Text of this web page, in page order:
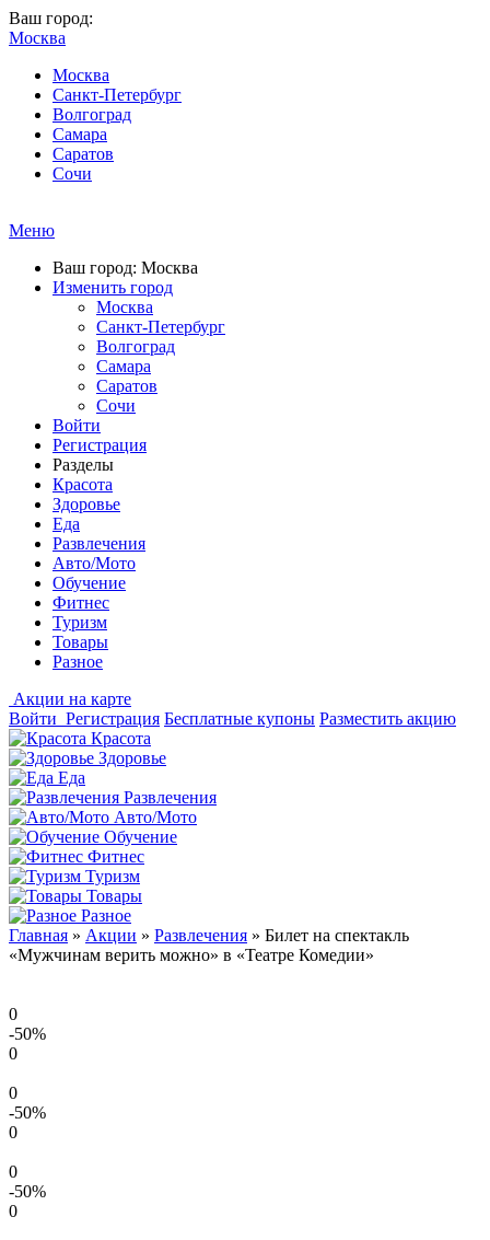
Ваш город:
Москва
Москва
Санкт-Петербург
Волгоград
Самара
Саратов
Сочи
Меню
Ваш город: Москва
Изменить город
Москва
Санкт-Петербург
Волгоград
Самара
Саратов
Сочи
Войти
Регистрация
Разделы
Красота
Здоровье
Еда
Развлечения
Авто/Мото
Обучение
Фитнес
Туризм
Товары
Разное
Акции на карте
Войти Регистрация Бесплатные купоны Разместить акцию
Красота
Здоровье
Еда
Развлечения
Авто/Мото
Обучение
Фитнес
Туризм
Товары
Разное
Главная » Акции » Развлечения » Билет на спектакль
«Мужчинам верить можно» в «Театре Комедии»
0
-50%
0
0
-50%
0
0
-50%
0